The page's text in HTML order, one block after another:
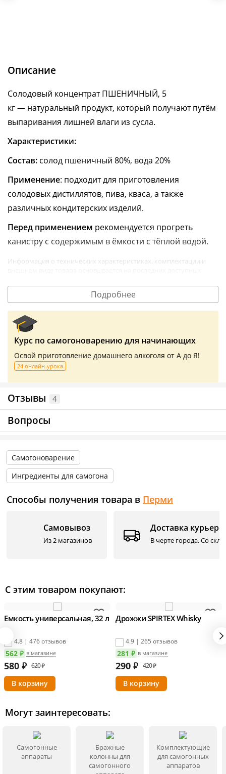
Описание
Солодовый концентрат ПШЕНИЧНЫЙ, 5
кг — натуральный продукт, который получают путём
выпаривания лишней влаги из сусла.
Характеристики:
Состав: солод пшеничный 80%, вода 20%
Применение: подходит для приготовления
солодовых дистиллятов, пива, кваса, а также
различных кондитерских изделий.
Перед применением рекомендуется прогреть
канистру с содержимым в ёмкости с тёплой водой.
Информация о технических характеристиках, комплектации и
Подробнее
Курс по самогоноварению для начинающих
Освой приготовление домашнего алкоголя от А до Я!
24 онлайн-урока
Отзывы 4
Вопросы
Самогоноварение
Ингредиенты для самогона
Способы получения товара в Перми
Самовывоз
Из 2 магазинов
Доставка
В черте города. Со
С этим товаром покупают:
Емкость универсальная, 32 л
4.8 | 476 отзывов
562 ₽ в магазине
580 ₽ 620 ₽
Дрожжи SPIRTEX Whisky
4.9 | 265 отзывов
281 ₽ в магазине
290 ₽ 420 ₽
Могут заинтересовать:
Самогонные
аппараты
Бражные
колонны для
самогонного
Комплектующие
для самогонных
аппаратов